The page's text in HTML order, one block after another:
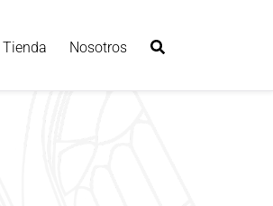
Tienda Nosotros